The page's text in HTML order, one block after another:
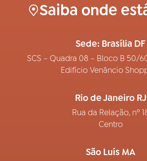
Saiba onde
Sede: Brasília DF
SCS – Quadra 08 – Bloco B 50/
Edifício Venâncio
Rio de Janeiro RJ
Rua da Relação, nº
Centro
São Luís MA